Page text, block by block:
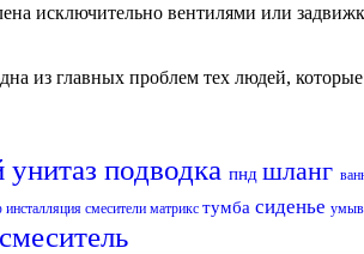
исключительно вентилями или
из главных проблем тех людей,
унитаз подводка пнд шланг
инсталляция смесители матрикс тумба сиденье
смеситель